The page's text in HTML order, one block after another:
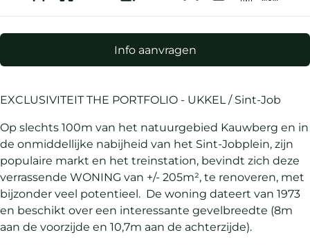
Info aanvragen
EXCLUSIVITEIT THE PORTFOLIO - UKKEL / Sint-Job
Op slechts 100m van het natuurgebied Kauwberg en in
de onmiddellijke nabijheid van het Sint-Jobplein, zijn
populaire markt en het treinstation, bevindt zich deze
verrassende WONING van +/- 205m², te renoveren, met
bijzonder veel potentieel. De woning dateert van 1973
en beschikt over een interessante gevelbreedte (8m
aan de voorzijde en 10,7m aan de achterzijde).